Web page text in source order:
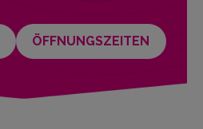
ÖFFNUNGSZEITEN